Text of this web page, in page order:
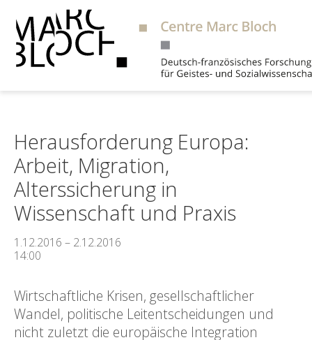
Herausforderung Europa:
Arbeit, Migration,
Alterssicherung in
Wissenschaft und Praxis
1.12.2016 – 2.12.2016
14:00
Wirtschaftliche Krisen, gesellschaftlicher
Wandel, politische Leitentscheidungen und
nicht zuletzt die europäische Integration